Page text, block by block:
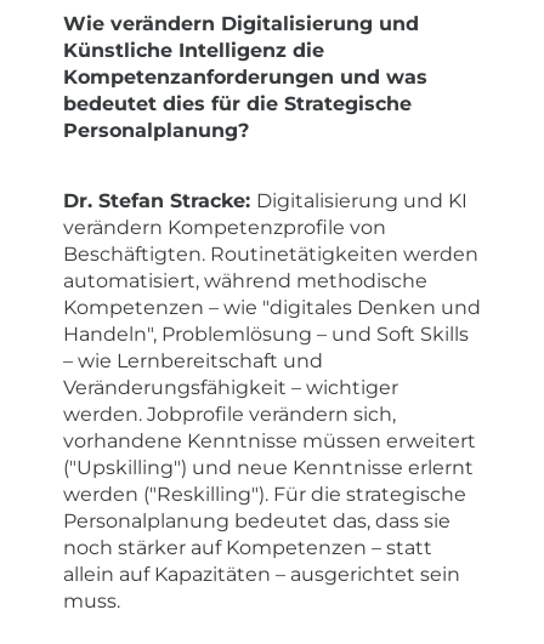
Wie verändern Digitalisierung und
Künstliche Intelligenz die
Kompetenzanforderungen und was
bedeutet dies für die Strategische
Personalplanung?
Dr. Stefan Stracke: Digitalisierung und KI
verändern Kompetenzprofile von
Beschäftigten. Routinetätigkeiten werden
automatisiert, während methodische
Kompetenzen – wie "digitales Denken und
Handeln", Problemlösung – und Soft Skills
– wie Lernbereitschaft und
Veränderungsfähigkeit – wichtiger
werden. Jobprofile verändern sich,
vorhandene Kenntnisse müssen erweitert
("Upskilling") und neue Kenntnisse erlernt
werden ("Reskilling"). Für die strategische
Personalplanung bedeutet das, dass sie
noch stärker auf Kompetenzen – statt
allein auf Kapazitäten – ausgerichtet sein
muss.